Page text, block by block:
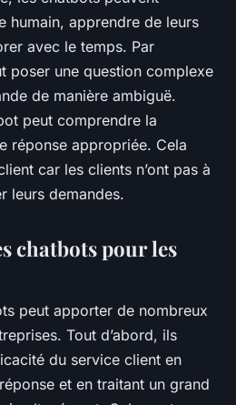
humain, apprendre de leurs
avec le temps. Par
poser une question complexe
de manière ambiguë.
peut comprendre la
réponse appropriée. Cela
car les clients n’ont pas à
leurs demandes.
chatbots pour les
peut apporter de nombreux
Tout d’abord, ils
du service client en
et en traitant un grand